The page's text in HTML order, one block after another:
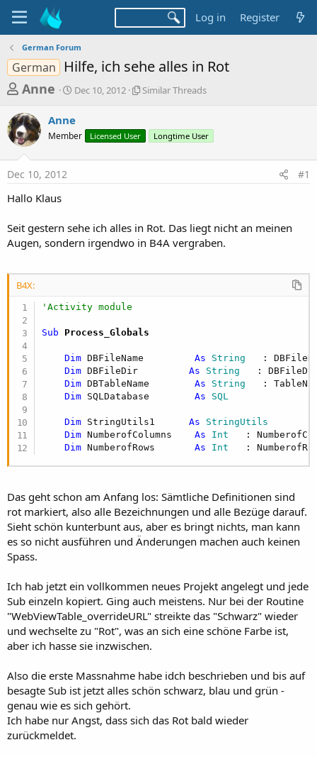
Log in Register
German Forum
German Hilfe, ich sehe alles in Rot
T
r
e
a
d
s
a
r
e
r
Anne
S
r
t
a
Dec 10, 2012
S
r
a
d
Similar Threads
Anne
Member Licensed User Longtime User
Dec 10, 2012 #1
Hallo Klaus
Seit gestern sehe ich alles in Rot. Das liegt nicht an meinen
Augen, sondern irgendwo in B4A vergraben.
B4X:
'Activity module
Sub Process_Globals
Dim DBFileName As String
:
Dim DBFileDir As String
:
Dim DBTableName As String
:
Dim SQLDatabase As SQL
Dim StringUtils1 As StringUtils
Dim NumberofColumns As Int
:
Dim NumberofRows As Int
:
Das geht schon am Anfang los: Sämtliche Definitionen sind
rot markiert, also alle Bezeichnungen und alle Bezüge darauf.
Sieht schön kunterbunt aus, aber es bringt nichts, man kann
es so nicht ausführen und Änderungen machen auch keinen
Spass.
Ich hab jetzt ein vollkommen neues Projekt angelegt und jede
Sub einzeln kopiert. Ging auch meistens. Nur bei der Routine
"WebViewTable_overrideURL" streikte das "Schwarz" wieder
und wechselte zu "Rot", was an sich eine schöne Farbe ist,
aber ich hasse sie inzwischen.
Also die erste Massnahme habe idch beschrieben und bis auf
besagte Sub ist jetzt alles schön schwarz, blau und grün -
genau wie es sich gehört.
Ich habe nur Angst, dass sich das Rot bald wieder
zurückmeldet.